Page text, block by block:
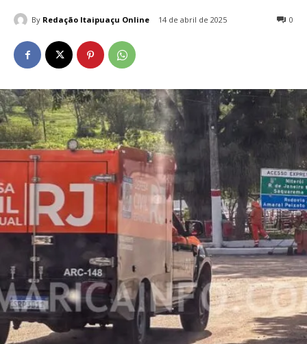
By Redação Itaipuaçu Online 14 de abril de 2025 0